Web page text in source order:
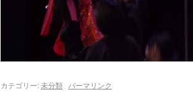
カテゴリー:未分類 パーマリンク